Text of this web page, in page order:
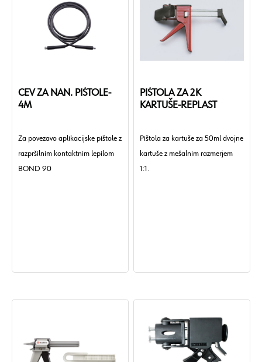
CEV ZA NAN. PIŠTOLE-
4M
Za povezavo aplikacijske pištole z
razpršilnim kontaktnim lepilom
BOND 90
PIŠTOLA ZA 2K
KARTUŠE-REPLAST
Pištola za kartuše za 50ml dvojne
kartuše z mešalnim razmerjem
1:1.